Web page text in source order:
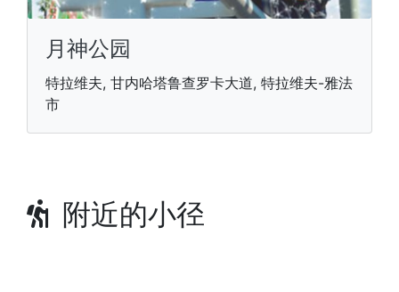
月神公园
特拉维夫, 甘内哈塔鲁查罗卡大道, 特拉维夫-雅法
市
附近的小径